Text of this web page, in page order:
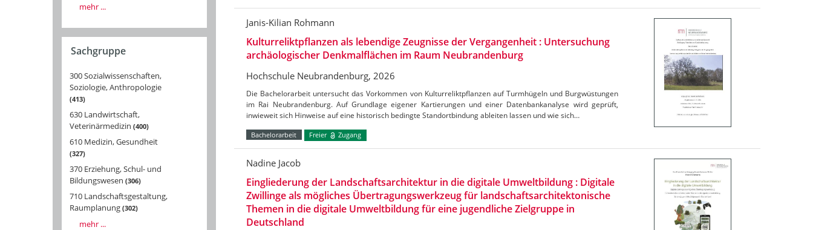
mehr ...
Sachgruppe
300 Sozialwissenschaften,
Soziologie, Anthropologie
413
630 Landwirtschaft,
Veterinärmedizin 400
610 Medizin, Gesundheit
327
370 Erziehung, Schul- und
Bildungswesen 306
710 Landschaftsgestaltung,
Raumplanung 302
mehr ...
Janis-Kilian Rohmann
Kulturreliktpflanzen als lebendige Zeugnisse der Vergangenheit : Untersuchung
archäologischer Denkmalflächen im Raum Neubrandenburg
Hochschule Neubrandenburg, 2026
Die Bachelorarbeit untersucht das Vorkommen von Kulturreliktpflanzen auf Turmhügeln und Burgwüstungen
im Rai Neubrandenburg. Auf Grundlage eigener Kartierungen und einer Datenbankanalyse wird geprüft,
inwieweit sich Hinweise auf eine historisch bedingte Standortbindung ableiten lassen und wie sich…
Bachelorarbeit Freier Zugang
Nadine Jacob
Eingliederung der Landschaftsarchitektur in die digitale Umweltbildung : Digitale
Zwillinge als mögliches Übertragungswerkzeug für landschaftsarchitektonische
Themen in die digitale Umweltbildung für eine jugendliche Zielgruppe in
Deutschland